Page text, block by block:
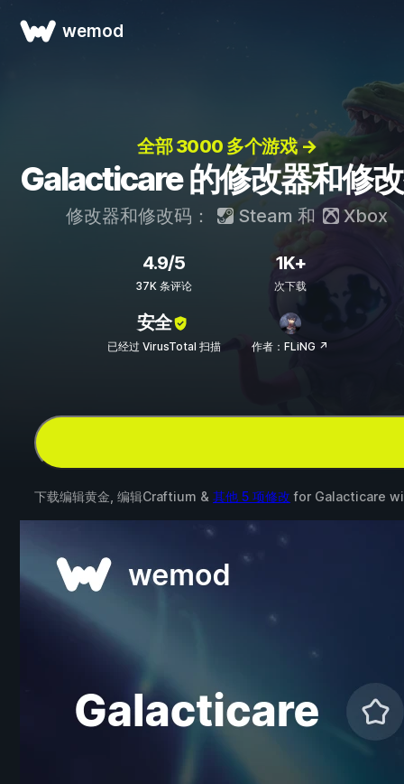
wemod
全部 3000 多个游戏 →
Galacticare 的修改器和修
修改器和修改码： Steam 和 Xbox
4.9/5
37K 条评论
1K+
次下载
安全
已经过 VirusTotal 扫描 作者：FLiNG ↗
下载编辑黄金, 编辑Craftium & 其他 5 项修改 for Galacticare